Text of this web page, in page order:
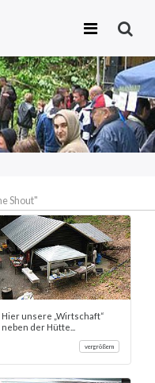
Shout"
Hier unsere „Wirtschaft“
neben der Hütte...
vergrößern